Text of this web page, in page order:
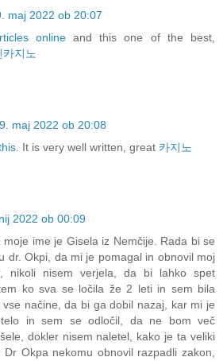
maj 2022 ob 20:07
onlineand this one of the best,
카지노
maj 2022 ob 20:08
It is very well written, great 카지노
2022 ob 00:09
moje ime je Gisela iz Nemčije. Rada bi se
dr. Okpi, da mi je pomagal in obnovil moj
nikoli nisem verjela, da bi lahko spet
ko sva se ločila že 2 leti in sem bila
načine, da bi ga dobil nazaj, kar mi je
in sem se odločil, da ne bom več
dokler nisem naletel, kako je ta veliki
Okpa nekomu obnovil razpadli zakon,